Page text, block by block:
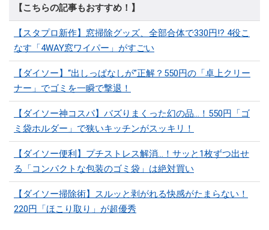
【こちらの記事もおすすめ！】
【スタプロ新作】窓掃除グッズ、全部合体で330円!? 4役こ
なす「4WAY窓ワイパー」がすごい
【ダイソー】“出しっぱなしが”正解？550円の「卓上クリー
ナー」でゴミを一瞬で撃退！
【ダイソー神コスパ】バズりまくった幻の品…！550円「ゴ
ミ袋ホルダー」で狭いキッチンがスッキリ！
【ダイソー便利】プチストレス解消…！サッと1枚ずつ出せ
る「コンパクトな包装のゴミ袋」は絶対買い
【ダイソー掃除術】スルッと剥がれる快感がたまらない！
220円「ほこり取り」が超優秀